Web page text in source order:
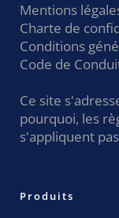
Mentions
Charte de
Conditions
Code de
Ce site
pourquoi, les
s'appliquent
Produits